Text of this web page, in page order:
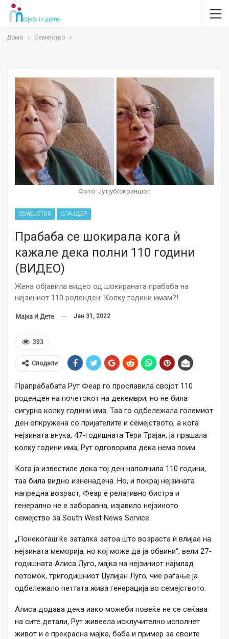
Дома Семејство
Фото: Јутјуб/скриншот
СЕМЕЈСТВО СЛАЈДЕР
Прабаба се шокирала кога ѝ
кажале дека полни 110 години
(ВИДЕО)
Жена објавила видео од шокираната прабаба на
нејзиниот 110 роденден: Колку години имам?!
Мајка И Дете Јан 31, 2022
393
Сподели
Прапрабабата Рут Феар го прославила својот 110
роденден на почетокот на декември, но не била
сигурна колку години има. Таа го одбележала големиот
ден опкружена со пријателите и семејството, а кога
нејзината внука, 47-годишната Тери Трајан, ја прашала
колку години има, Рут одговорила дека нема поим.
Кога ја известиле дека тој ден наполнила 110 години,
таа била видно изненадена. Но, и покрај нејзината
напредна возраст, Феар е релативно бистра и
генерално не е заборавна, изјавило нејзиното
семејство за South West News Service.
„Понекогаш ќе заталка затоа што возраста ѝ влијае на
нејзината меморија, но кој може да ја обвини“, вели 27-
годишната Алиса Луго, мајка на нејзиниот најмлад
потомок, тригодишниот Џулијан Луго, чие раѓање ја
одбележало петтата жива генерација во семејството.
Алиса додава дека иако можеби повеќе не се сеќава
на сите детали, Рут живеела исклучително исполнет
живот и е прекрасна мајка, баба и пример за своите